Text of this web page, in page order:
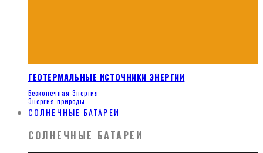
ГЕОТЕРМАЛЬНЫЕ ИСТОЧНИКИ ЭНЕРГИИ
Бесконечная Энергия
Энергия природы
СОЛНЕЧНЫЕ БАТАРЕИ
СОЛНЕЧНЫЕ БАТАРЕИ